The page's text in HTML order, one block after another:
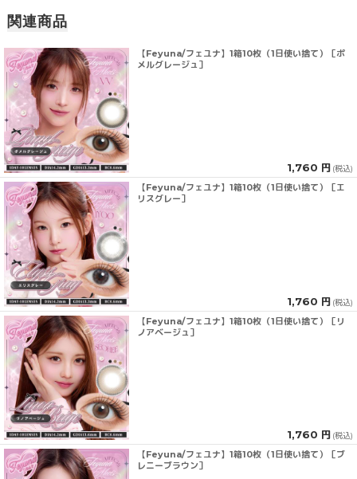
関連商品
【Feyuna/フェユナ】1箱10枚（1日使い捨て）［ポ
メルグレージュ］
1,760 円 (税込)
【Feyuna/フェユナ】1箱10枚（1日使い捨て）［エ
リスグレー］
1,760 円 (税込)
【Feyuna/フェユナ】1箱10枚（1日使い捨て）［リ
ノアベージュ］
1,760 円 (税込)
【Feyuna/フェユナ】1箱10枚（1日使い捨て）［ブ
レニーブラウン］